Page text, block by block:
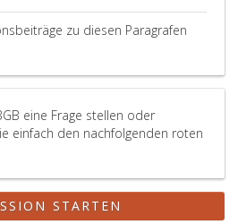
zu diesen Paragrafen
eine Frage stellen oder
einfach den nachfolgenden roten
STARTEN